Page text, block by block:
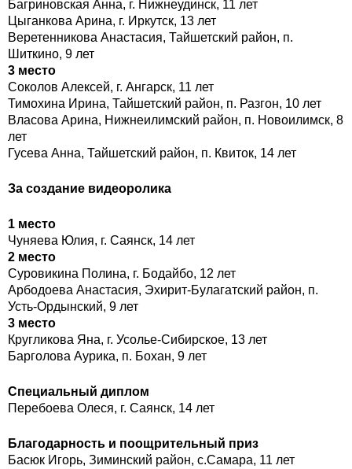
Багриновская Анна, г. Нижнеудинск, 11 лет
Цыганкова Арина, г. Иркутск, 13 лет
Веретенникова Анастасия, Тайшетский район, п.
Шиткино, 9 лет
3 место
Соколов Алексей, г. Ангарск, 11 лет
Тимохина Ирина, Тайшетский район, п. Разгон, 10 лет
Власова Арина, Нижнеилимский район, п. Новоилимск, 8
лет
Гусева Анна, Тайшетский район, п. Квиток, 14 лет
За создание видеоролика
1 место
Чуняева Юлия, г. Саянск, 14 лет
2 место
Суровикина Полина, г. Бодайбо, 12 лет
Арбодоева Анастасия, Эхирит-Булагатский район, п.
Усть-Ордынский, 9 лет
3 место
Кругликова Яна, г. Усолье-Сибирское, 13 лет
Барголова Аурика, п. Бохан, 9 лет
Специальный диплом
Перебоева Олеся, г. Саянск, 14 лет
Благодарность и поощрительный приз
Басюк Игорь, Зиминский район, с.Самара, 11 лет